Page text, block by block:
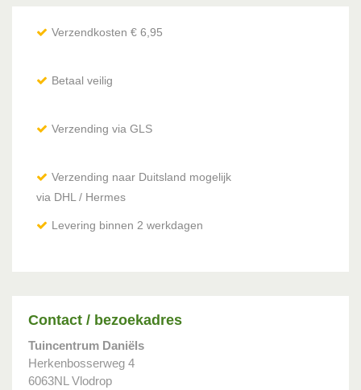
Verzendkosten € 6,95
Betaal veilig
Verzending via GLS
Verzending naar Duitsland mogelijk
via DHL / Hermes
Levering binnen 2 werkdagen
Contact / bezoekadres
Tuincentrum Daniëls
Herkenbosserweg 4
6063NL Vlodrop